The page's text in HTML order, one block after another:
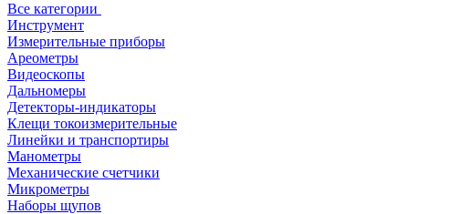
Все категории
Инструмент
Измерительные приборы
Ареометры
Видеоскопы
Дальномеры
Детекторы-индикаторы
Клещи токоизмерительные
Линейки и транспортиры
Манометры
Механические счетчики
Микрометры
Наборы щупов